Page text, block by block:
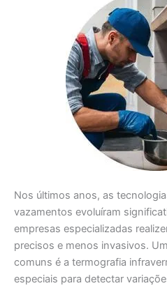
Nos últimos anos, as
vazamentos evoluíram
empresas especializadas
precisos e menos invasivos.
comuns é a termografia
especiais para detectar